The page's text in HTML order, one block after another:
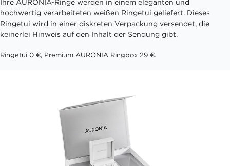
Ihre AURONIA-Ringe werden in einem eleganten und
hochwertig verarbeiteten weißen Ringetui geliefert. Dieses
Ringetui wird in einer diskreten Verpackung versendet, die
keinerlei Hinweis auf den Inhalt der Sendung gibt.
Ringetui 0 €, Premium AURONIA Ringbox 29 €.